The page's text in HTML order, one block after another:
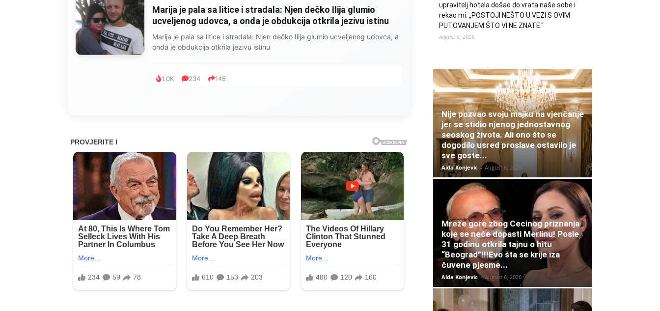
Marija je pala sa litice i stradala: Njen dečko Ilija glumio
ucveljenog udovca, a onda je obdukcija otkrila jezivu istinu
Marija je pala sa litice i stradala: Njen dečko Ilija glumio ucveljenog udovca, a
onda je obdukcija otkrila jezivu istinu
1.0K 234 145
upravitelj hotela došao do vrata naše sobe i
rekao mi: „POSTOJI NEŠTO U VEZI S OVIM
PUTOVANJEM ŠTO VI NE ZNATE.“
August 6, 2026
Nije pozvao svoju majku na vjenčanje
jer se stidio njenog jednostavnog
seoskog života. Ali ono što se
dogodilo usred proslave ostavilo je
sve goste...
Aida Konjevic - August 6, 2026
Mreže gore zbog Cecinog priznanja
koje se neće dopasti Merlinu! Posle
31 godinu otkrila tajnu o hitu
“Beograd”!!!Evo šta se krije iza
čuvene pjesme...
Aida Konjevic - August 6, 2026